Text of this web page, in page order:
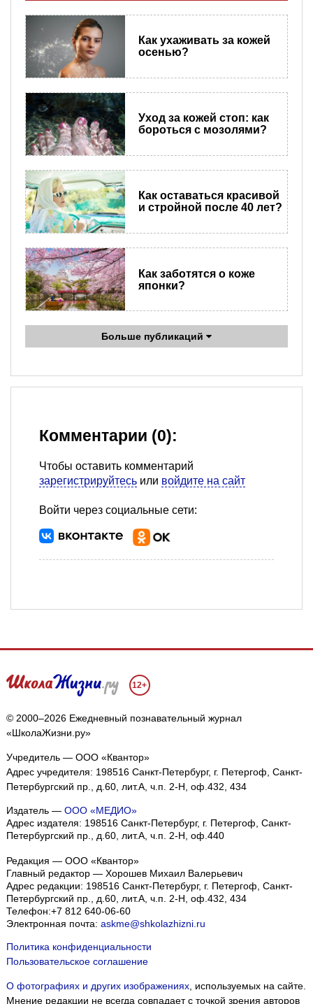
Как ухаживать за кожей
осенью?
Уход за кожей стоп: как
бороться с мозолями?
Как оставаться красивой
и стройной после 40 лет?
Как заботятся о коже
японки?
Больше публикаций
Комментарии (0):
Чтобы оставить комментарий
зарегистрируйтесь или войдите на сайт
Войти через социальные сети:
12+
© 2000–2026 Ежедневный познавательный журнал
«ШколаЖизни.ру»
Учредитель — ООО «Квантор»
Адрес учредителя: 198516 Санкт-Петербург, г. Петергоф, Санкт-
Петербургский пр., д.60, лит.А, ч.п. 2-Н, оф.432, 434
Издатель — ООО «МЕДИО»
Адрес издателя: 198516 Санкт-Петербург, г. Петергоф, Санкт-
Петербургский пр., д.60, лит.А, ч.п. 2-Н, оф.440
Редакция — ООО «Квантор»
Главный редактор — Хорошев Михаил Валерьевич
Адрес редакции: 198516 Санкт-Петербург, г. Петергоф Санкт-
Петербургский пр., д.60, лит.А, ч.п. 2-Н, оф.432, 434
Телефон:+7 812 640-06-60
Электронная почта: askme@shkolazhizni.ru
Политика конфиденциальности
Пользовательское соглашение
О фотографиях и других изображениях, используемых на сайте.
Мнение редакции не всегда совпадает с точкой зрения авторов